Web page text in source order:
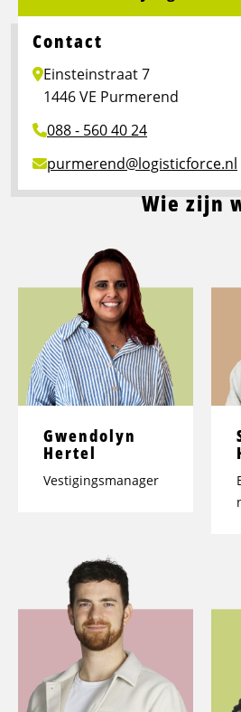
Contact
Einsteinstraat 7
1446 VE Purmerend
088 - 560 40 24
purmerend@logisticforce.nl
Wie zijn
Gwendolyn
Hertel
Vestigingsmanager